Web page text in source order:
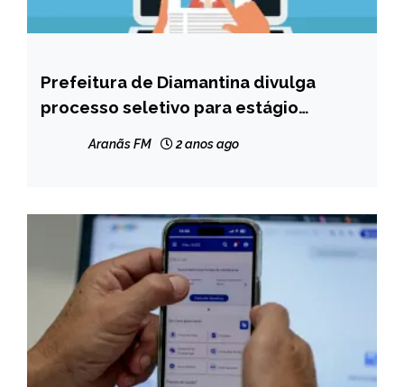
MINAS
GERAIS
NOTÍCIAS
Prefeitura de Diamantina divulga
processo seletivo para estágio
renumerado de estudantes da UFVJM
Aranãs FM 2 anos ago